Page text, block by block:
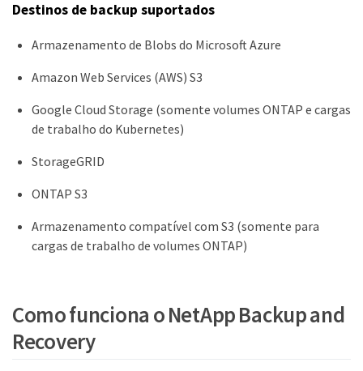
Destinos de backup suportados
Armazenamento de Blobs do Microsoft Azure
Amazon Web Services (AWS) S3
Google Cloud Storage (somente volumes ONTAP e cargas
de trabalho do Kubernetes)
StorageGRID
ONTAP S3
Armazenamento compatível com S3 (somente para
cargas de trabalho de volumes ONTAP)
Como funciona o NetApp Backup and
Recovery